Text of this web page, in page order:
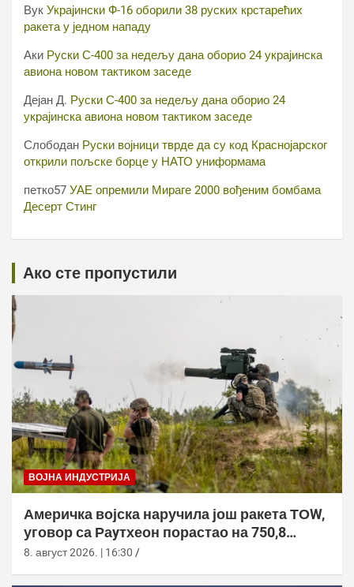
Вук Украјински Ф-16 оборили 38 руских крстарећих
ракета у једном нападу
Аки Руски С-400 за недељу дана оборио 24 украјинска
авиона новом тактиком заседе
Дејан Д. Руски С-400 за недељу дана оборио 24
украјинска авиона новом тактиком заседе
Слободан Руски војници тврде да су код Краснојарског
открили пољске борце у НАТО униформама
петко57 УАЕ опремили Мираге 2000 вођеним бомбама
Десерт Стинг
Ако сте пропустили
ВОЈНА ИНДУСТРИЈА
Америчка војска наручила још ракета ТОW,
уговор са Раyтхеон порастао на 750,8
милиона долара
8. август 2026. | 16:30